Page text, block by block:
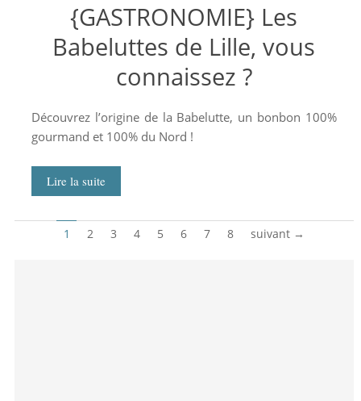
{GASTRONOMIE} Les
Babeluttes de Lille, vous
connaissez ?
Découvrez l’origine de la Babelutte, un bonbon 100%
gourmand et 100% du Nord !
Lire la suite
1 2 3 4 5 6 7 8 suivant →